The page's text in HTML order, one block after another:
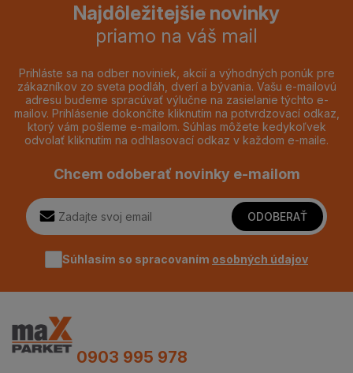
Najdôležitejšie novinky
priamo na váš mail
Prihláste sa na odber noviniek, akcií a výhodných ponúk pre
zákazníkov zo sveta podláh, dverí a bývania. Vašu e-mailovú
adresu budeme spracúvať výlučne na zasielanie týchto e-
mailov. Prihlásenie dokončíte kliknutím na potvrdzovací odkaz,
ktorý vám pošleme e-mailom. Súhlas môžete kedykoľvek
odvolať kliknutím na odhlasovací odkaz v každom e-maile.
Chcem odoberať novinky e-mailom
ODOBERAŤ
Súhlasím so spracovaním osobných údajov
0903 995 978